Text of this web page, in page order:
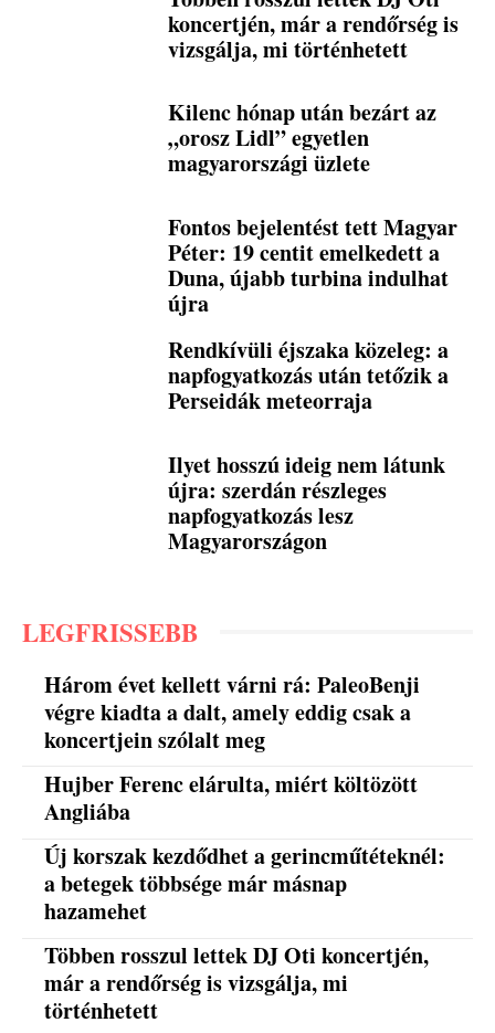
koncertjén, már a rendőrség is
vizsgálja, mi történhetett
Kilenc hónap után bezárt az
„orosz Lidl” egyetlen
magyarországi üzlete
Fontos bejelentést tett Magyar
Péter: 19 centit emelkedett a
Duna, újabb turbina indulhat
újra
Rendkívüli éjszaka közeleg: a
napfogyatkozás után tetőzik a
Perseidák meteorraja
Ilyet hosszú ideig nem látunk
újra: szerdán részleges
napfogyatkozás lesz
Magyarországon
LEGFRISSEBB
Három évet kellett várni rá: PaleoBenji
végre kiadta a dalt, amely eddig csak a
koncertjein szólalt meg
Hujber Ferenc elárulta, miért költözött
Angliába
Új korszak kezdődhet a gerincműtéteknél:
a betegek többsége már másnap
hazamehet
Többen rosszul lettek DJ Oti koncertjén,
már a rendőrség is vizsgálja, mi
történhetett